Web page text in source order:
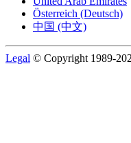
Österreich (Deutsch)
中国 (中文)
Legal © Copyright 1989-